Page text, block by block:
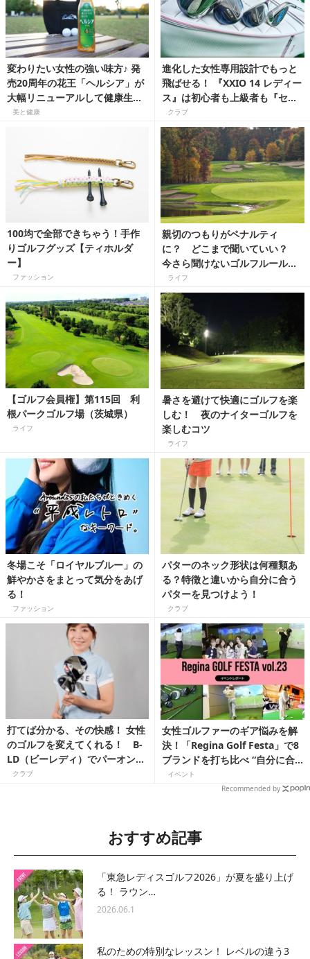
変わりたい女性の強い味方♪ 発
売20周年の花王「ヘルシア」が
大幅リニューアルして健康生活
をアシストします！
美と健康
進化した女性専用設計でもっと
飛ばせる！ 『XXIO 14 レディー
ス』は初心者も上級者も『セッ
ト使い』で大満足！【上達ギ
ア】
クラブ
100均で全部できちゃう！手作
りゴルフグッズ【ティホルダ
ー】
ファッション
親切のつもりがペナルティ
に？ どこまで聞いていい？
今さら聞けないゴルフルールク
イズ
ライフ
【ゴルフ会員権】第115回 利
根パークゴルフ場（茨城県）
ライフ
暑さを避けて快適にゴルフを楽
しむ！ 夜のナイターゴルフを
楽しむコツ
ライフ
冬場こそ「ロイヤルブルー」の
鮮やかさをまとって気分をあげ
る！
ファッション
パターのネック形状は何種類あ
る？特徴と違いから自分に合う
パターを見つけよう！
クラブ
打てば分かる、その快感！ 女性
のゴルフを変えてくれる！ B-
LD（ビーレディ）でパーオンで
きる私になる！
クラブ
女性ゴルファーのギア悩みを解
決！「Regina Golf Festa」で8
ブランドを打ち比べ “自分に合
う1本”は見つかる？
イベント
Recommended by
おすすめ記事
「東急レディスゴルフ2026」が夏を盛り上げ
る！ ラウン…
2026.06.1
私のための特別なレッスン！ レベルの違う3